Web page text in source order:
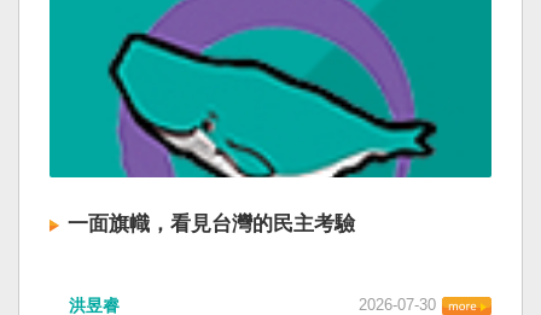
一面旗幟，看見台灣的民主考驗
洪昱睿 2026-07-30